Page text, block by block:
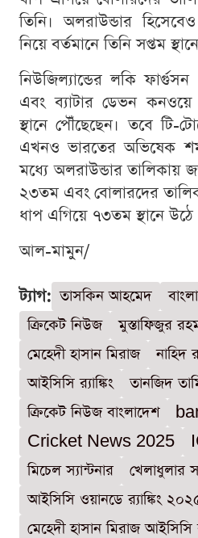
তিনি। অলরাউন্ডার
নিয়ে বর্তমানে তিনি সপ্তম
নিউজিল্যান্ডের লকি
এবং ব্যাটার ডেভন
স্থানে পৌঁছেছেন। তবে টি-
এখনও ভারতের অভিষেক
মধ্যে অলরাউন্ডার তালিকায়
২৩তম এবং বোলারদের
ধাপ এগিয়ে ৭৩তম স্থানে
আল-মামুন/
ট্যাগ: তাসকিন আহমেদ
ক্রিকেট নিউজ
মুস্তাফিজুর
মেহেদী হাসান মিরাজ
নাহিদ
আইসিসি র‍্যাঙ্কিং
তানজিদ
ক্রিকেট নিউজ বাংলাদেশ
Cricket News 2025
মিচেল স্যান্টনার
খেলাধুলার
আইসিসি ওয়ানডে র‍্যাঙ্কিং
মেহেদী হাসান মিরাজ আইসিসি